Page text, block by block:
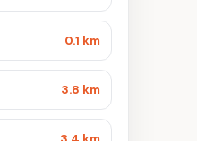
0.1 km
3.8 km